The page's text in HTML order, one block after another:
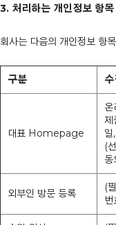
3. 처리하는 개인정보 항목
회사는 다음의 개인정보 항
구분
대표 Homepage
온
제
일
(
동
외부인 방문 등록
(